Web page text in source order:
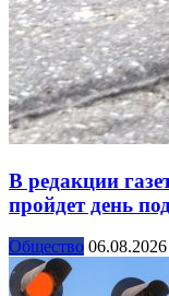
В редакции
пройдет день
Общество 06.08.2026